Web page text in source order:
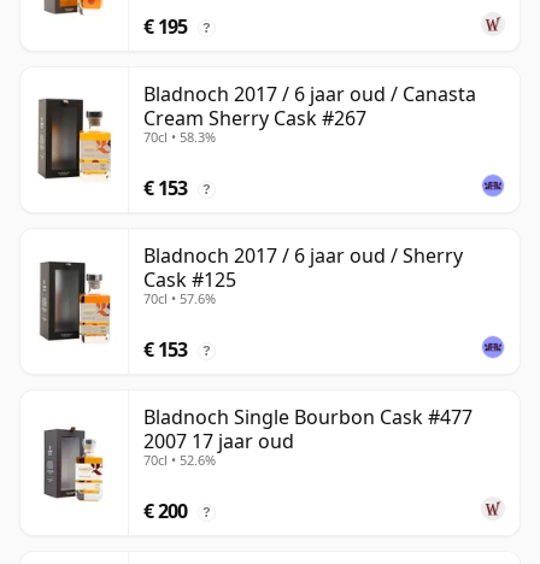
€ 195 ?
Bladnoch 2017 / 6 jaar oud / Canasta
Cream Sherry Cask #267
70cl • 58.3%
€ 153 ?
Bladnoch 2017 / 6 jaar oud / Sherry
Cask #125
70cl • 57.6%
€ 153 ?
Bladnoch Single Bourbon Cask #477
2007 17 jaar oud
70cl • 52.6%
€ 200 ?